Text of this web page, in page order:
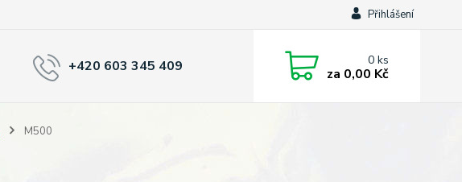
Přihlášení
+420 603 345 409 0ks
za 0,00 Kč
M500